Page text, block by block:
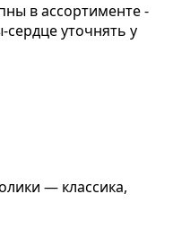
в ассортименте -
уточнять у
— классика,